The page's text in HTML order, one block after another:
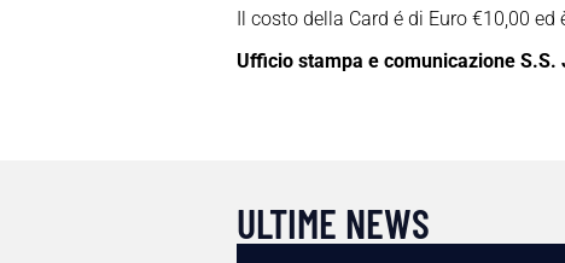
Il costo della Card é di Euro €10,00 ed
Ufficio stampa e comunicazione S.S.
ULTIME NEWS